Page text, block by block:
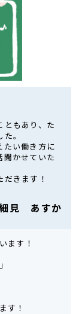
ともあり、た
。
たい働き方に
聞かせていた
きます！
見 あすか
ます！
す！